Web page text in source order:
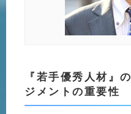
『若手優秀人材』
ジメントの重要性